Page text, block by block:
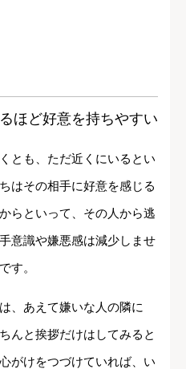
ほど好意を持ちやすい
とも、ただ近くにいるとい
はその相手に好意を感じる
らといって、その人から逃
意識や嫌悪感は減少しませ
す。
、あえて嫌いな人の隣に
んと挨拶だけはしてみると
がけをつづけていれば、い